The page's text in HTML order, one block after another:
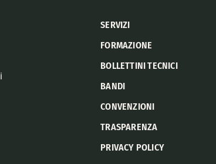
SERVIZI
FORMAZIONE
BOLLETTINI TECNICI
BANDI
CONVENZIONI
TRASPARENZA
PRIVACY POLICY